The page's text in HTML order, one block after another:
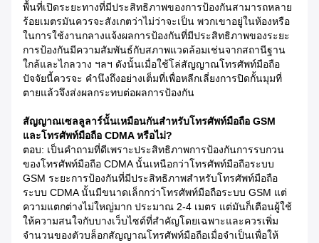
พื้นที่เปิดระยะทางที่มีประสิทธิภาพของการป้องกันสามารถหลาย
ร้อยเมตรมันควรจะสังเกตว่าไม่ว่าจะเป็น พวกเขาอยู่ในห้องหรือ
ในการใช้งานกลางแจ้งผลการป้องกันที่มีประสิทธิภาพของระยะ
การป้องกันมีความสัมพันธ์กับสภาพแวดล้อมเช่นจากสถานีฐาน
ใกล้และไกลวาง ฯลฯ ดังนั้นเมื่อใช้โล่สัญญาณโทรศัพท์มือถือ
ปัจจัยนี้ควรจะ คำนึงถึงอย่างเต็มที่เพื่อหลีกเลี่ยงการปิดกั้นมุมที่
ตายแล้วจึงส่งผลกระทบต่อผลการป้องกัน
สัญญาณเซลลูลาร์นั้นเหมือนกันสำหรับโทรศัพท์มือถือ GSM
และโทรศัพท์มือถือ CDMA หรือไม่?
ตอบ: เป็นคำถามที่ดีเพราะประสิทธิภาพการป้องกันการรบกวน
ของโทรศัพท์มือถือ CDMA นั้นเหนือกว่าโทรศัพท์มือถือระบบ
GSM ระยะการป้องกันที่มีประสิทธิภาพสำหรับโทรศัพท์มือถือ
ระบบ CDMA นั้นมีขนาดเล็กกว่าโทรศัพท์มือถือระบบ GSM แต่
ความแตกต่างไม่ใหญ่มาก ประมาณ 2-4 เมตร แต่มันก็เตือนผู้ใช้
ให้ความสนใจกับบางเว็บไซต์ที่สำคัญโดยเฉพาะและควรเพิ่ม
จำนวนของตัวบล็อกสัญญาณโทรศัพท์มือถือเมื่อจำเป็นเพื่อให้